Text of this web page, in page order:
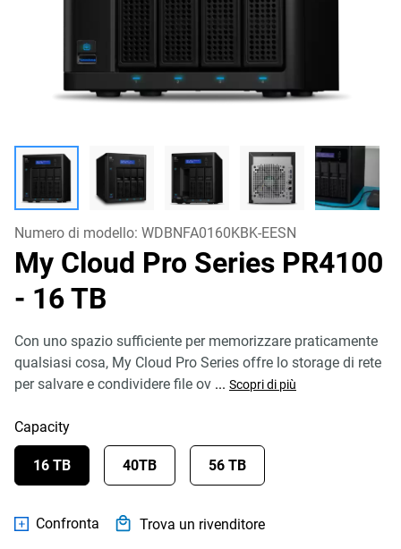
Numero di modello: WDBNFA0160KBK-EESN
My Cloud Pro Series PR4100
- 16 TB
Con uno spazio sufficiente per memorizzare praticamente
qualsiasi cosa, My Cloud Pro Series offre lo storage di rete
per salvare e condividere file ov ... Scopri di più
Capacity
16 TB 40TB 56 TB
Confronta Trova un rivenditore